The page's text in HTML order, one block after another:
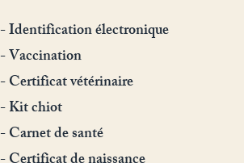
- Identification électronique
- Vaccination
- Certificat vétérinaire
- Kit chiot
- Carnet de santé